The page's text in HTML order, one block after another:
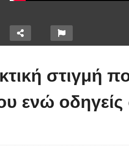
κλαρκ έχει
απίστευτα άτυχη
Ο
στιγμή
ενώ οδηγείς